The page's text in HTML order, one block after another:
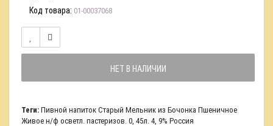
Код товара: 01-00037068
НЕТ В НАЛИЧИИ
Теги: Пивной напиток Старый Мельник из Бочонка Пшеничное
Живое н/ф осветл. пастеризов. 0, 45л. 4, 9% Россия